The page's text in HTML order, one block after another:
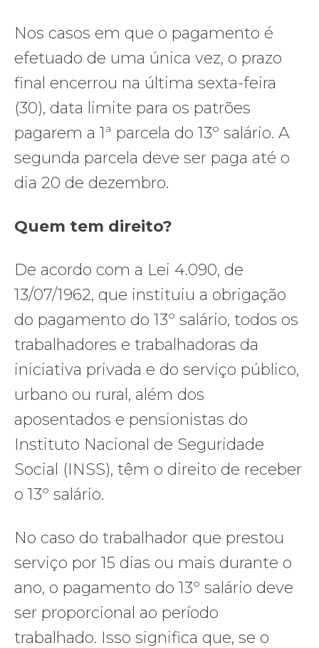
Nos casos em que o pagamento é
efetuado de uma única vez, o prazo
final encerrou na última sexta-feira
(30), data limite para os patrões
pagarem a 1ª parcela do 13º salário. A
segunda parcela deve ser paga até o
dia 20 de dezembro.
Quem tem direito?
De acordo com a Lei 4.090, de
13/07/1962, que instituiu a obrigação
do pagamento do 13º salário, todos os
trabalhadores e trabalhadoras da
iniciativa privada e do serviço público,
urbano ou rural, além dos
aposentados e pensionistas do
Instituto Nacional de Seguridade
Social (INSS), têm o direito de receber
o 13º salário.
No caso do trabalhador que prestou
serviço por 15 dias ou mais durante o
ano, o pagamento do 13º salário deve
ser proporcional ao período
trabalhado. Isso significa que, se o